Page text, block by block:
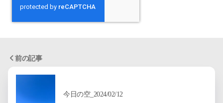
前の記事
今日の空_2024/02/12